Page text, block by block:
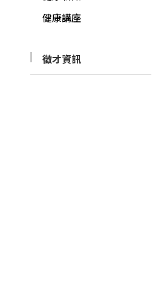
健康講座
徵才資訊